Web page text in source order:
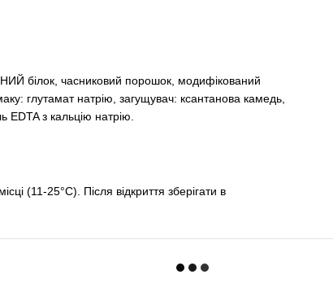
білок, часниковий порошок, модифікований
глутамат натрію, загущувач: ксантанова камедь,
EDTA з кальцію натрію.
(11-25°C). Після відкриття зберігати в